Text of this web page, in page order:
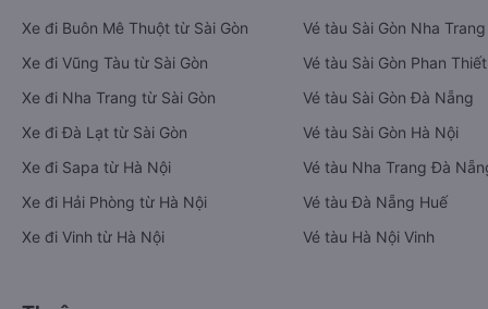
Xe đi Buôn Mê Thuột từ Sài Gòn
Xe đi Vũng Tàu từ Sài Gòn
Xe đi Nha Trang từ Sài Gòn
Xe đi Đà Lạt từ Sài Gòn
Xe đi Sapa từ Hà Nội
Xe đi Hải Phòng từ Hà Nội
Xe đi Vinh từ Hà Nội
Vé tàu Sài Gòn Nha Trang
Vé tàu Sài Gòn Phan Thiết
Vé tàu Sài Gòn Đà Nẵng
Vé tàu Sài Gòn Hà Nội
Vé tàu Nha Trang Đà
Vé tàu Đà Nẵng Huế
Vé tàu Hà Nội Vinh